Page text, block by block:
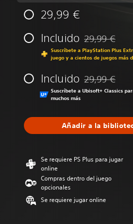
29,99 €
Incluido Rebajado del
29,99 €
Suscríbete a PlayStation Plus
juego y a cientos de juegos más
Incluido Rebajado del
29,99 €
Suscríbete a Ubisoft+ Classics
muchos más
Añadir a la
Se requiere PS Plus para jugar
online
Compras dentro del juego
opcionales
Se requiere jugar online